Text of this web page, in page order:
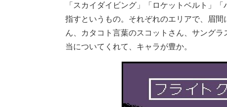
「スカイダイビング」「ロケットベルト」
指すというもの。それぞれのエリアで、眉
ん、カタコト言葉のスコットさん、サング
当についてくれて、キャラが豊か。